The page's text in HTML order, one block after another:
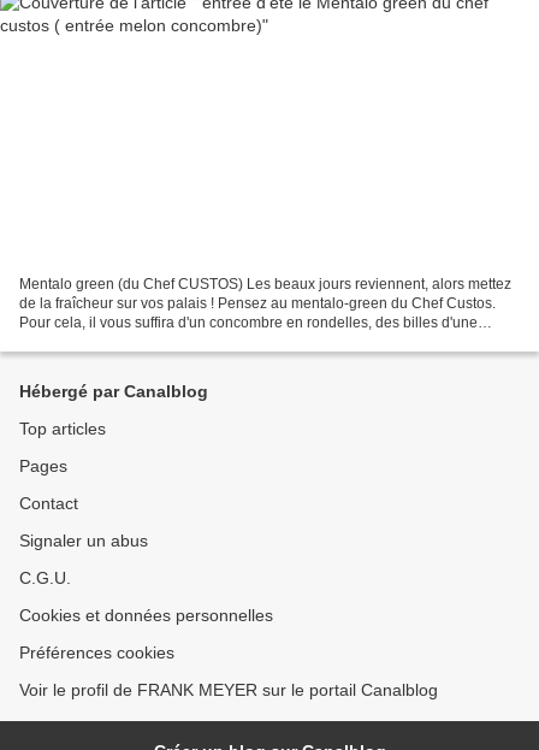
Mentalo green (du Chef CUSTOS) Les beaux jours reviennent, alors mettez
de la fraîcheur sur vos palais ! Pensez au mentalo-green du Chef Custos.
Pour cela, il vous suffira d'un concombre en rondelles, des billes d'une
Hébergé par Canalblog
Top articles
Pages
Contact
Signaler un abus
C.G.U.
Cookies et données personnelles
Préférences cookies
Voir le profil de FRANK MEYER sur le portail Canalblog